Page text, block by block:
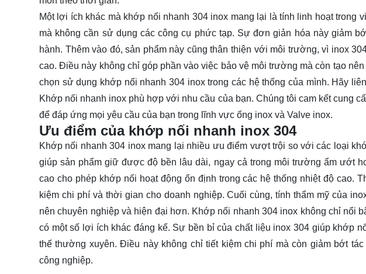
Một lợi ích khác mà khớp nối nhanh 304 inox mang lại là tính linh hoạt trong
mà không cần sử dụng các công cụ phức tạp. Sự đơn giản hóa này giảm
hành. Thêm vào đó, sản phẩm này cũng thân thiện với môi trường, vì inox
cao. Điều này không chỉ góp phần vào việc bảo vệ môi trường mà còn tạo
chọn sử dụng khớp nối nhanh 304 inox trong các hệ thống của mình. Hãy
Khớp nối nhanh inox phù hợp với nhu cầu của bạn. Chúng tôi cam kết cung
để đáp ứng mọi yêu cầu của bạn trong lĩnh vực ống inox và Valve inox.
Ưu điểm của khớp nối nhanh inox 304
Khớp nối nhanh 304 inox mang lại nhiều ưu điểm vượt trội so với các loại
giúp sản phẩm giữ được độ bền lâu dài, ngay cả trong môi trường ẩm ướt
cao cho phép khớp nối hoạt động ổn định trong các hệ thống nhiệt độ cao.
kiệm chi phí và thời gian cho doanh nghiệp. Cuối cùng, tính thẩm mỹ của
nên chuyên nghiệp và hiện đại hơn. Khớp nối nhanh 304 inox không chỉ nổi
có một số lợi ích khác đáng kể. Sự bền bỉ của chất liệu inox 304 giúp khớp
thế thường xuyên. Điều này không chỉ tiết kiệm chi phí mà còn giảm bớt
công nghiệp.